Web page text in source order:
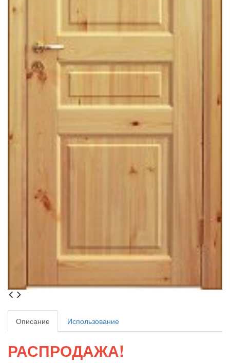
Описание Использование
РАСПРОДАЖА!